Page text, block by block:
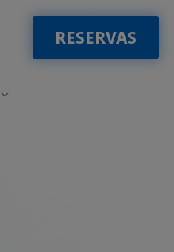
RESERVAS